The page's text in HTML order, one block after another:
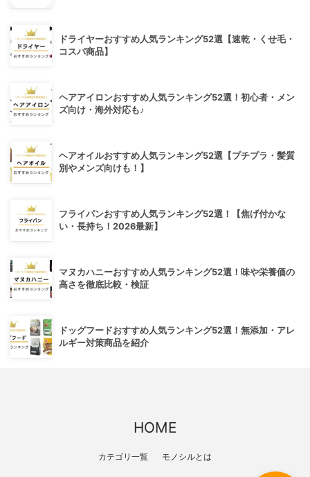
ドライヤーおすすめ人気ランキング52選【速乾・くせ毛・
コスパ商品】
ヘアアイロンおすすめ人気ランキング52選！初心者・メン
ズ向け・海外対応も♪
ヘアオイルおすすめ人気ランキング52選【プチプラ・髪質
別やメンズ向けも！】
フライパンおすすめ人気ランキング52選！【焦げ付かな
い・長持ち！2026最新】
マヌカハニーおすすめ人気ランキング52選！味や栄養価の
高さを徹底比較・検証
ドッグフードおすすめ人気ランキング52選！無添加・アレ
ルギー対策商品を紹介
HOME
カテゴリ一覧 モノシルとは